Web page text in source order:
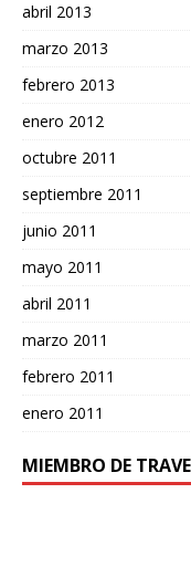
abril 2013
marzo 2013
febrero 2013
enero 2012
octubre 2011
septiembre 2011
junio 2011
mayo 2011
abril 2011
marzo 2011
febrero 2011
enero 2011
MIEMBRO DE